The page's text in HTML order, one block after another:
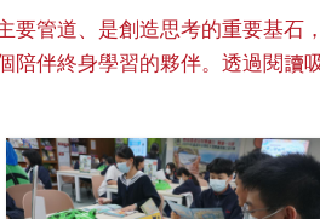
要管道、是創造思考的重要基
陪伴終身學習的夥伴。透過閱讀